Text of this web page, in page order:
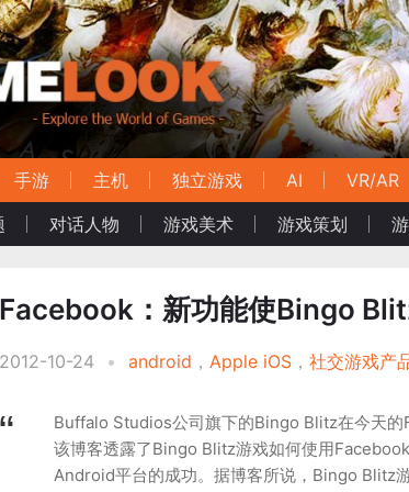
手游 主机 独立游戏 AI VR/AR
对话人物 游戏美术 游戏策划
Facebook：新功能使Bingo
2012-10-24 • android ， Apple iOS ， 社交游戏产
Buffalo Studios公司旗下的Bingo Blitz在今天的
该博客透露了Bingo Blitz游戏如何使用
Android平台的成功。据博客所说，Bingo Blitz